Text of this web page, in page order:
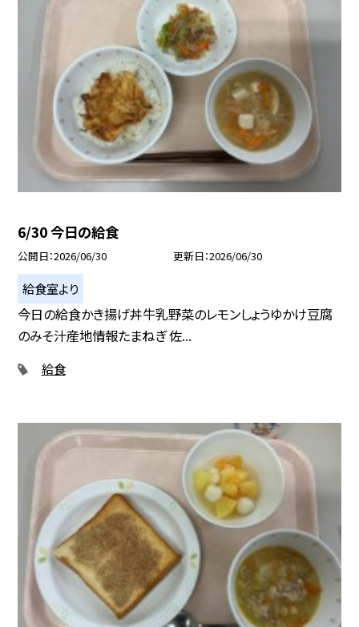
6/30 今日の給食
公開日 2026/06/30 更新日 2026/06/30
給食室より
今日の給食かき揚げ丼牛乳野菜のレモンしょうゆかけ豆腐
のみそ汁産地情報たまねぎ 佐...
給食